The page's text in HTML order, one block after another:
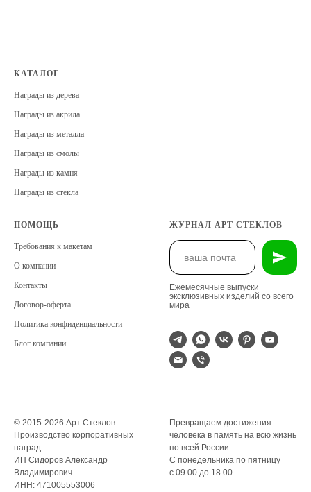
КАТАЛОГ
Награды из дерева
Награды из акрила
Награды из металла
Награды из смолы
Награды из камня
Награды из стекла
ПОМОЩЬ
Требования к макетам
О компании
Контакты
Договор-оферта
Политика конфиденциальности
Блог компании
ЖУРНАЛ АРТ СТЕКЛОВ
Ежемесячные выпуски
эксклюзивных изделий со всего
мира
© 2015-2026 Арт Стеклов
Производство корпоративных
наград
ИП Сидоров Александр
Владимирович
ИНН: 471005553006
Превращаем достижения
человека в память на всю жизнь
по всей России
С понедельника по пятницу
с 09.00 до 18.00